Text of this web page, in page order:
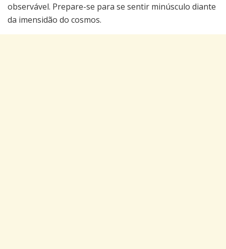
observável. Prepare-se para se sentir minúsculo diante
da imensidão do cosmos.